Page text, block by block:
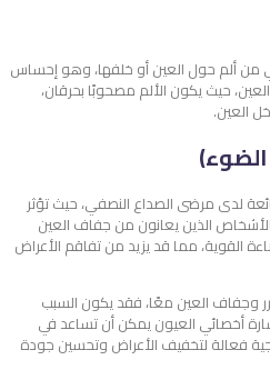
من ألم حول العين أو خلفها، وهو إحساس
حيث يكون الألم مصحوبًا بحرقان،
العين.
لدى مرضى الصداع النصفي، حيث تؤثر
الأشخاص الذين يعانون من جفاف العين
القوية، مما قد يزيد من تفاقم الأعراض
وجفاف العين معًا، فقد يكون السبب
أخصائي العيون يمكن أن تساعد في
فعالة لتخفيف الأعراض وتحسين جودة